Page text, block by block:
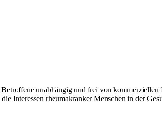
unabhängig und frei von kommerziellen
Interessen rheumakranker Menschen in der